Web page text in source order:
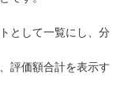
として一覧にし、分
評価額合計を表示す